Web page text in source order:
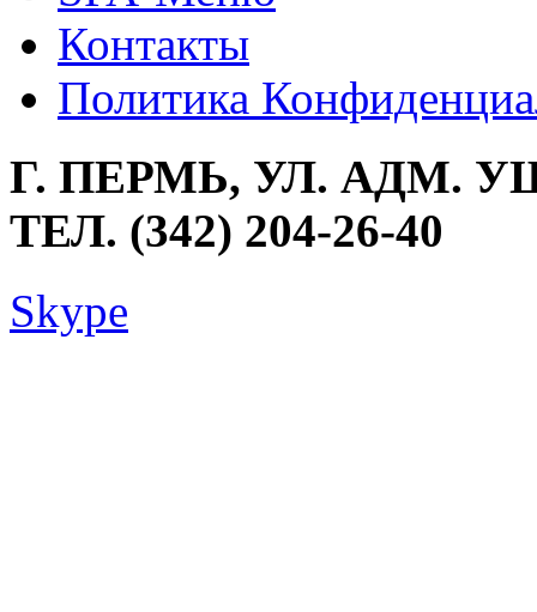
Контакты
Политика
Г. ПЕРМЬ, УЛ. АДМ.
ТЕЛ. (342) 204-26-40
Skype